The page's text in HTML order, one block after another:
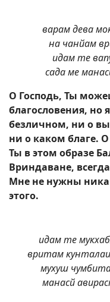
варам дева
на чанйам
идам те
сада ме
О Господь, Ты
благословения, но
безличном, ни о
ни о каком благе.
Ты в этом образе
Вриндаване,
Мне не нужны
этого.
идам те
вритам
мухуш
манасй